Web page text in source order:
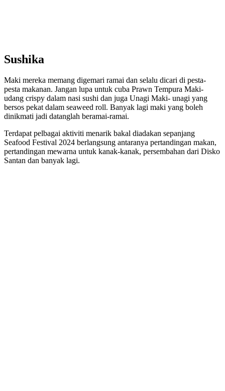
Sushika
Maki mereka memang digemari ramai dan selalu dicari di pesta-
pesta makanan. Jangan lupa untuk cuba Prawn Tempura Maki-
udang crispy dalam nasi sushi dan juga Unagi Maki- unagi yang
bersos pekat dalam seaweed roll. Banyak lagi maki yang boleh
dinikmati jadi datanglah beramai-ramai.
Terdapat pelbagai aktiviti menarik bakal diadakan sepanjang
Seafood Festival 2024 berlangsung antaranya pertandingan makan,
pertandingan mewarna untuk kanak-kanak, persembahan dari Disko
Santan dan banyak lagi.